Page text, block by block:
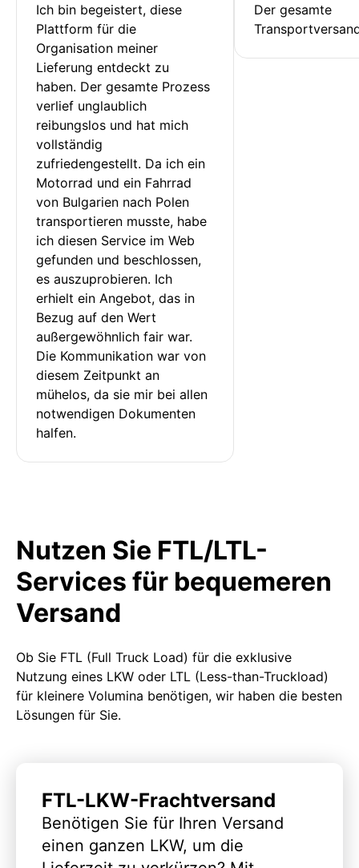
Ich bin begeistert, diese
Plattform für die
Organisation meiner
Lieferung entdeckt zu
haben. Der gesamte Prozess
verlief unglaublich
reibungslos und hat mich
vollständig
zufriedengestellt. Da ich ein
Motorrad und ein Fahrrad
von Bulgarien nach Polen
transportieren musste, habe
ich diesen Service im Web
gefunden und beschlossen,
es auszuprobieren. Ich
erhielt ein Angebot, das in
Bezug auf den Wert
außergewöhnlich fair war.
Die Kommunikation war von
diesem Zeitpunkt an
mühelos, da sie mir bei allen
notwendigen Dokumenten
halfen.
Der gesamte
Nutzen Sie FTL/LTL-
Services für bequemeren
Versand
Ob Sie FTL (Full Truck Load) für die exklusive
Nutzung eines LKW oder LTL (Less-than-Truckload)
für kleinere Volumina benötigen, wir haben die besten
Lösungen für Sie.
FTL-LKW-Frachtversand
Benötigen Sie für Ihren Versand
einen ganzen LKW, um die